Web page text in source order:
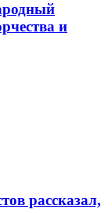
и
рассказал,